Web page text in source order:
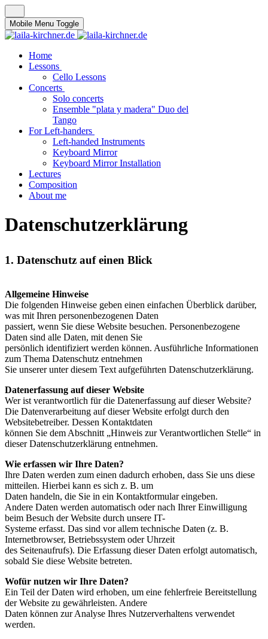
Mobile Menu Toggle
Home
Lessons
Cello Lessons
Concerts
Solo concerts
Ensemble "plata y madera" Duo del
Tango
For Left-handers
Left-handed Instruments
Keyboard Mirror
Keyboard Mirror Installation
Lectures
Composition
About me
Datenschutzerklärung
1. Datenschutz auf einen Blick
Allgemeine Hinweise
Die folgenden Hinweise geben einen einfachen Überblick darüber,
was mit Ihren personenbezogenen Daten
passiert, wenn Sie diese Website besuchen. Personenbezogene
Daten sind alle Daten, mit denen Sie
persönlich identifiziert werden können. Ausführliche Informationen
zum Thema Datenschutz entnehmen
Sie unserer unter diesem Text aufgeführten Datenschutzerklärung.
Datenerfassung auf dieser Website
Wer ist verantwortlich für die Datenerfassung auf dieser Website?
Die Datenverarbeitung auf dieser Website erfolgt durch den
Websitebetreiber. Dessen Kontaktdaten
können Sie dem Abschnitt „Hinweis zur Verantwortlichen Stelle“ in
dieser Datenschutzerklärung entnehmen.
Wie erfassen wir Ihre Daten?
Ihre Daten werden zum einen dadurch erhoben, dass Sie uns diese
mitteilen. Hierbei kann es sich z. B. um
Daten handeln, die Sie in ein Kontaktformular eingeben.
Andere Daten werden automatisch oder nach Ihrer Einwilligung
beim Besuch der Website durch unsere IT-
Systeme erfasst. Das sind vor allem technische Daten (z. B.
Internetbrowser, Betriebssystem oder Uhrzeit
des Seitenaufrufs). Die Erfassung dieser Daten erfolgt automatisch,
sobald Sie diese Website betreten.
Wofür nutzen wir Ihre Daten?
Ein Teil der Daten wird erhoben, um eine fehlerfreie Bereitstellung
der Website zu gewährleisten. Andere
Daten können zur Analyse Ihres Nutzerverhaltens verwendet
werden.